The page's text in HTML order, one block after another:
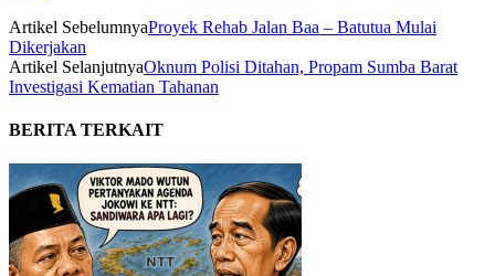
Artikel SebelumnyaProyek Rehab Jalan Baa – Batutua Mulai
Dikerjakan
Artikel SelanjutnyaOknum Polisi Ditahan, Propam Sumba Barat
Investigasi Kematian Tahanan
BERITA TERKAIT